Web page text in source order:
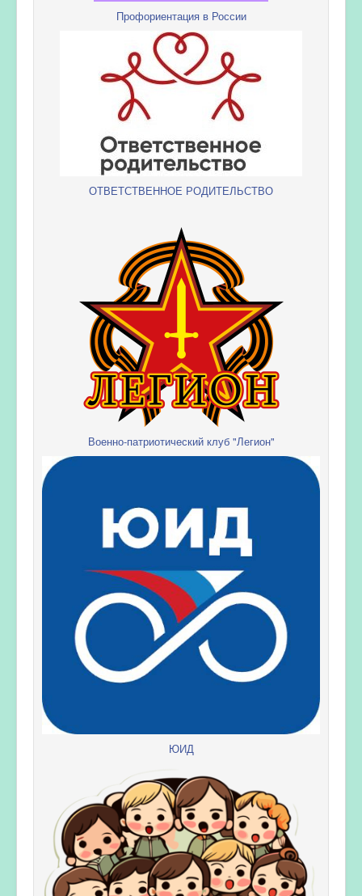
Профориентация в России
ОТВЕТСТВЕННОЕ РОДИТЕЛЬСТВО
Военно-патриотический клуб "Легион"
ЮИД